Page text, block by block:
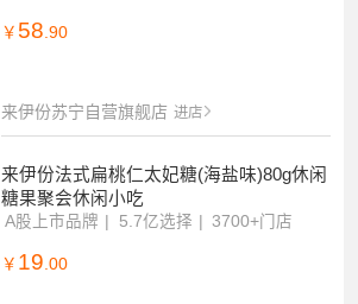
￥ 58 .90
来伊份苏宁自营旗舰店 进店
来伊份法式扁桃仁太妃糖(海盐味)80g休闲
糖果聚会休闲小吃
A股上市品牌 5.7亿选择 3700+门店
￥ 19.00